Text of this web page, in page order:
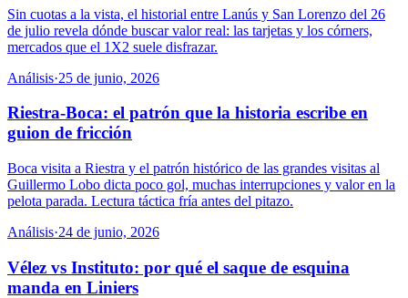
Sin cuotas a la vista, el historial entre Lanús y San Lorenzo del 26
de julio revela dónde buscar valor real: las tarjetas y los córners,
mercados que el 1X2 suele disfrazar.
Análisis·25 de junio, 2026
Riestra-Boca: el patrón que la historia escribe en
guion de fricción
Boca visita a Riestra y el patrón histórico de las grandes visitas al
Guillermo Lobo dicta poco gol, muchas interrupciones y valor en la
pelota parada. Lectura táctica fría antes del pitazo.
Análisis·24 de junio, 2026
Vélez vs Instituto: por qué el saque de esquina
manda en Liniers